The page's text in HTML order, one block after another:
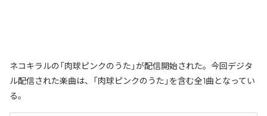
ネコキラルの「肉球ピンクのうた」が配信開始された。今回デジタ
ル配信された楽曲は、「肉球ピンクのうた」を含む全1曲となってい
る。